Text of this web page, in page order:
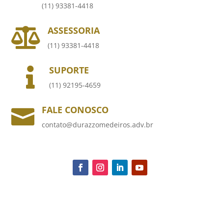
(11) 93381-4418
 ASSESSORIA
(11) 93381-4418
 SUPORTE
(11) 92195-4659
 FALE CONOSCO
contato@durazzomedeiros.adv.br